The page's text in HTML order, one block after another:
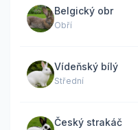
Belgický obr
Obří
Vídeňský bílý
Střední
Český strakáč